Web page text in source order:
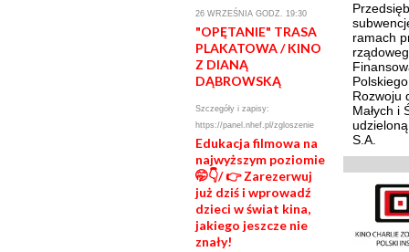
26 WRZEŚNIA GODZ. 19:30
"OPĘTANIE" TRASA
PLAKATOWA / KINO
Z DIANĄ
DĄBROWSKĄ
Szczegóły i zapisy:
https://panel.nhef.pl/zgloszenie
Edukacja filmowa na
najwyższym poziomie
🤭👇/ 👉 Zarezerwuj
już dziś i wprowadź
dzieci w świat kina,
jakiego jeszcze nie
znały!
ramach
Rozwoju
Małych i
S.A.